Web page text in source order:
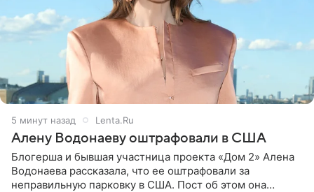
6 минут назад Lenta.Ru
Алену Водонаеву оштрафовали в США
Блогерша и бывшая участница проекта «Дом 2» Алена
Водонаева рассказала, что ее оштрафовали за
неправильную парковку в США. Пост об этом она